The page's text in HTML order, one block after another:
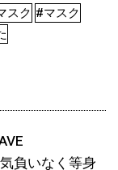
スク #マスク
負いなく等身